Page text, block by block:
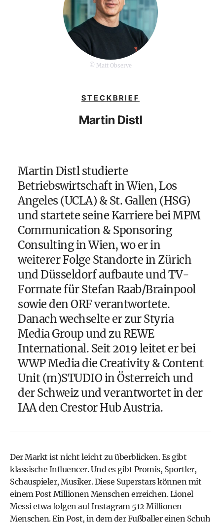
© Matt Observe
STECKBRIEF
Martin Distl
Martin Distl studierte
Betriebswirtschaft in Wien, Los
Angeles (UCLA) & St. Gallen (HSG)
und startete seine Karriere bei MPM
Communication & Sponsoring
Consulting in Wien, wo er in
weiterer Folge Standorte in Zürich
und Düsseldorf aufbaute und TV-
Formate für Stefan Raab/Brainpool
sowie den ORF verantwortete.
Danach wechselte er zur Styria
Media Group und zu REWE
International. Seit 2019 leitet er bei
WWP Media die Creativity & Content
Unit (m)STUDIO in Österreich und
der Schweiz und verantwortet in der
IAA den Crestor Hub Austria.
Der Markt ist nicht leicht zu überblicken. Es gibt
klassische Influencer. Und es gibt Promis, Sportler,
Schauspieler, Musiker. Diese Superstars können mit
einem Post Millionen Menschen erreichen. Lionel
Messi etwa folgen auf Instagram 512 Millionen
Menschen. Ein Post, in dem der Fußballer einen Schuh